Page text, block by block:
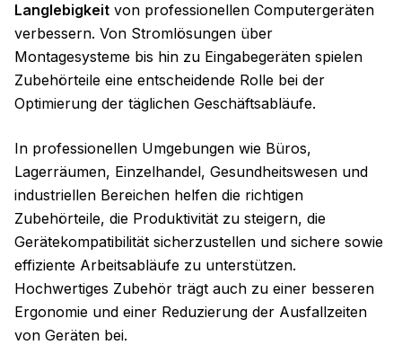
Langlebigkeit von professionellen Computergeräten
verbessern. Von Stromlösungen über
Montagesysteme bis hin zu Eingabegeräten spielen
Zubehörteile eine entscheidende Rolle bei der
Optimierung der täglichen Geschäftsabläufe.
In professionellen Umgebungen wie Büros,
Lagerräumen, Einzelhandel, Gesundheitswesen und
industriellen Bereichen helfen die richtigen
Zubehörteile, die Produktivität zu steigern, die
Gerätekompatibilität sicherzustellen und sichere sowie
effiziente Arbeitsabläufe zu unterstützen.
Hochwertiges Zubehör trägt auch zu einer besseren
Ergonomie und einer Reduzierung der Ausfallzeiten
von Geräten bei.